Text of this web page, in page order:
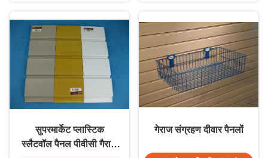
सुपरमार्केट प्लास्टिक
स्लैटवॉल पैनल पीवीसी गैराज
गेराज संग्रहण दीवार पैनलों